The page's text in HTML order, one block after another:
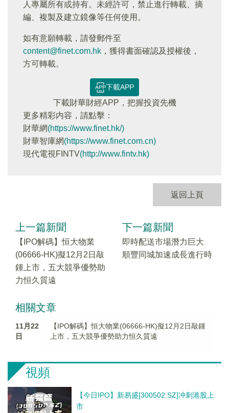
人專屬所有或持有。未經許可，禁止進行轉載、摘
編、複製及建立鏡像等任何使用。
如有意願轉載，請發郵件至
content@finet.com.hk ，獲得書面確認及授權後，
方可轉載。
下載APP
下載財華財經APP，把握投資先機
更多精彩内容，請點擊：
財華網(https://www.finet.hk/)
財華智庫網(https://www.finet.com.cn)
現代電視FINTV(http://www.fintv.hk)
返回上頁
上一篇新聞
【IPO解碼】恒大物業
(06666-HK)擬12月2日敲
鍾上市，五大競爭優勢助
力恒久質遠
下一篇新聞
即時配送市場潛力巨大
順豐同城加速成長進行時
相關文章
11月22
日
【IPO解碼】恒大物業(06666-HK)擬12月2日敲鍾
上市，五大競爭優勢助力恒久質遠
視頻
【今日IPO】新易盛[300502.SZ]冲刺港股上
市